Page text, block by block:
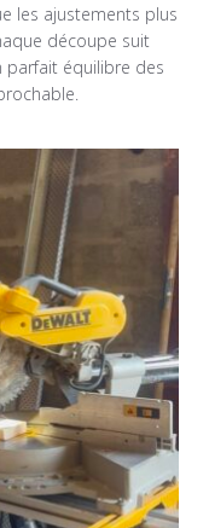
les ajustements plus
découpe suit
parfait équilibre des